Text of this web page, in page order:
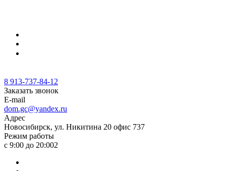
8 913-737-84-12
Заказать звонок
E-mail
dom.gc@yandex.ru
Адрес
Новосибирск, ул. Никитина 20 офис 737
Режим работы
с 9:00 до 20:002